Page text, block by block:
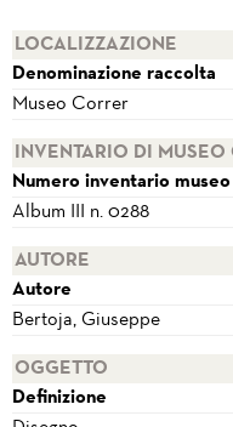
LOCALIZZAZIONE
Denominazione raccolta
Museo Correr
INVENTARIO DI
Numero inventario museo
Album III n. 0288
AUTORE
Autore
Bertoja, Giuseppe
OGGETTO
Definizione